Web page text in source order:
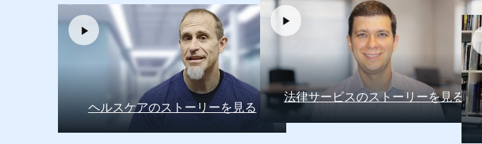
ヘルスケアのストーリーを見る
法律サービスのストーリーを見る